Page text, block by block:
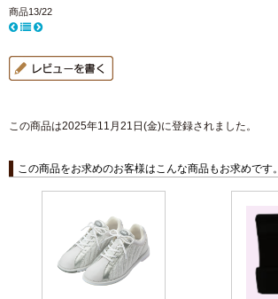
商品13/22
この商品は2025年11月21日(金)に登録されました。
この商品をお求めのお客様はこんな商品もお求めです。